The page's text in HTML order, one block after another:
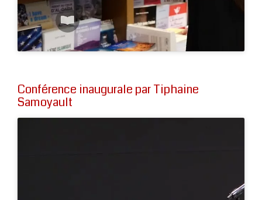
Conférence inaugurale par Tiphaine
Samoyault